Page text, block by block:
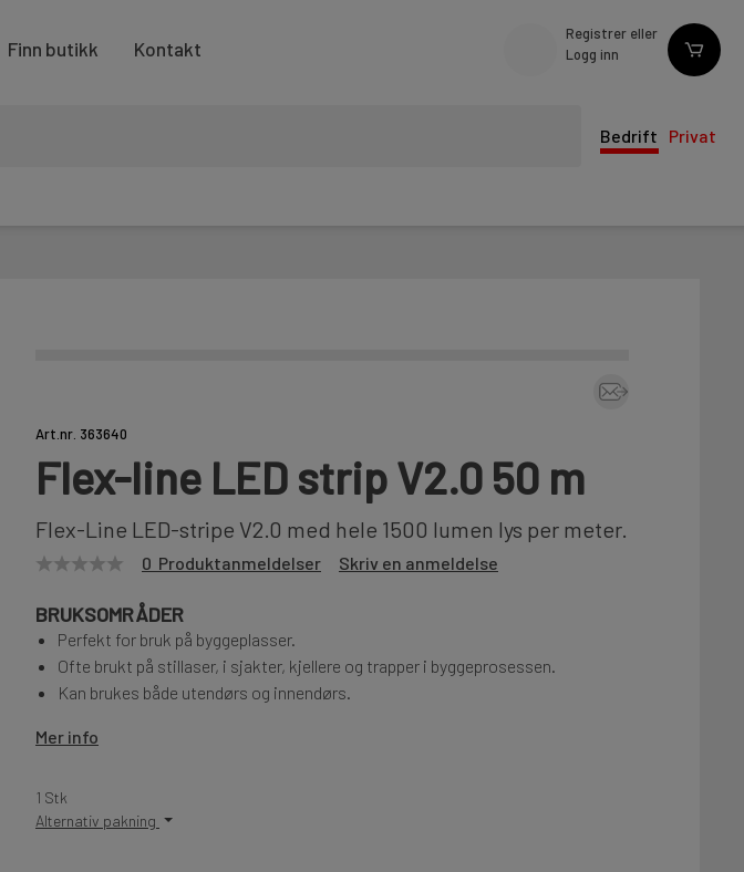
Finn butikk Kontakt
Registrer eller
Logg inn
Bedrift Privat
Art.nr. 363640
Flex-line LED strip V2.0 50 m
Flex-Line LED-stripe V2.0 med hele 1500 lumen lys per meter.
0 Produktanmeldelser Skriv en anmeldelse
BRUKSOMRÅDER
Perfekt for bruk på byggeplasser.
Ofte brukt på stillaser, i sjakter, kjellere og trapper i byggeprosessen.
Kan brukes både utendørs og innendørs.
Mer info
1 Stk
Alternativ pakning